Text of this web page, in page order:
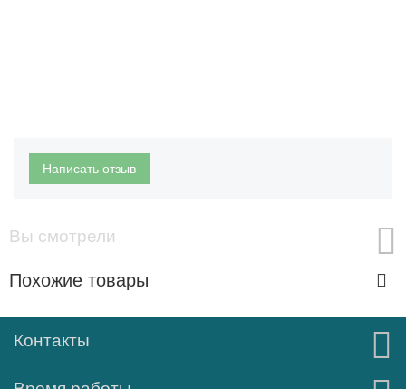
Написать отзыв
Вы смотрели
Похожие товары
Контакты